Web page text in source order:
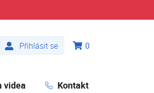
Přihlásit se
0
videa Kontakt